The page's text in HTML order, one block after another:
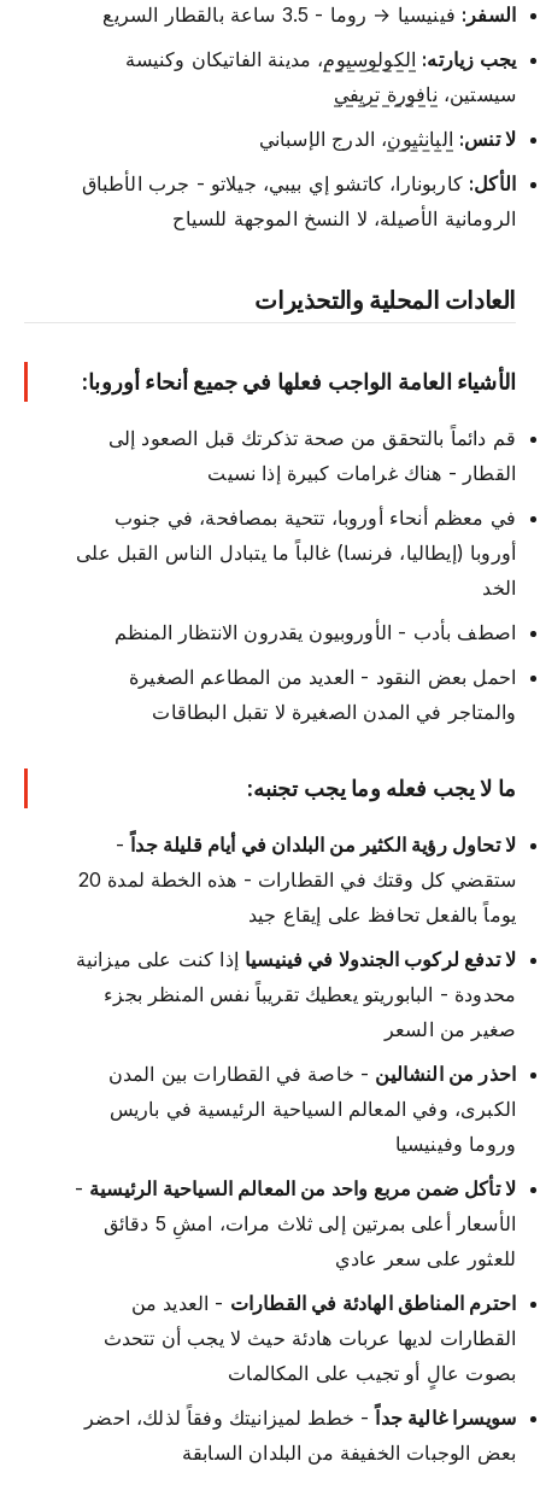
السفر: فينيسيا → روما - 3.5 ساعة بالقطار السريع
يجب زيارته: الكولوسيوم، مدينة الفاتيكان وكنيسة
سيستين، نافورة تريفي
لا تنس: البانثيون، الدرج الإسباني
الأكل: كاربونارا، كاتشو إي بيبي، جيلاتو - جرب الأطباق
الرومانية الأصيلة، لا النسخ الموجهة للسياح
العادات المحلية والتحذيرات
الأشياء العامة الواجب فعلها في جميع أنحاء أوروبا:
قم دائماً بالتحقق من صحة تذكرتك قبل الصعود إلى
القطار - هناك غرامات كبيرة إذا نسيت
في معظم أنحاء أوروبا، تتحية بمصافحة، في جنوب
أوروبا (إيطاليا، فرنسا) غالباً ما يتبادل الناس القبل على
الخد
اصطف بأدب - الأوروبيون يقدرون الانتظار المنظم
احمل بعض النقود - العديد من المطاعم الصغيرة
والمتاجر في المدن الصغيرة لا تقبل البطاقات
ما لا يجب فعله وما يجب تجنبه:
لا تحاول رؤية الكثير من البلدان في أيام قليلة جداً-
ستقضي كل وقتك في القطارات - هذه الخطة لمدة 20
يوماً بالفعل تحافظ على إيقاع جيد
لا تدفع لركوب الجندولا في فينيسيا إذا كنت على ميزانية
محدودة - البابوريتو يعطيك تقريباً نفس المنظر بجزء
صغير من السعر
احذر من النشالين - خاصة في القطارات بين المدن
الكبرى، وفي المعالم السياحية الرئيسية في باريس
وروما وفينيسيا
لا تأكل ضمن مربع واحد من المعالم السياحية الرئيسية -
الأسعار أعلى بمرتين إلى ثلاث مرات، امشِ 5 دقائق
للعثور على سعر عادي
احترم المناطق الهادئة في القطارات - العديد من
القطارات لديها عربات هادئة حيث لا يجب أن تتحدث
بصوت عالٍ أو تجيب على المكالمات
سويسرا غالية جداً- خطط لميزانيتك وفقاً لذلك، احضر
بعض الوجبات الخفيفة من البلدان السابقة